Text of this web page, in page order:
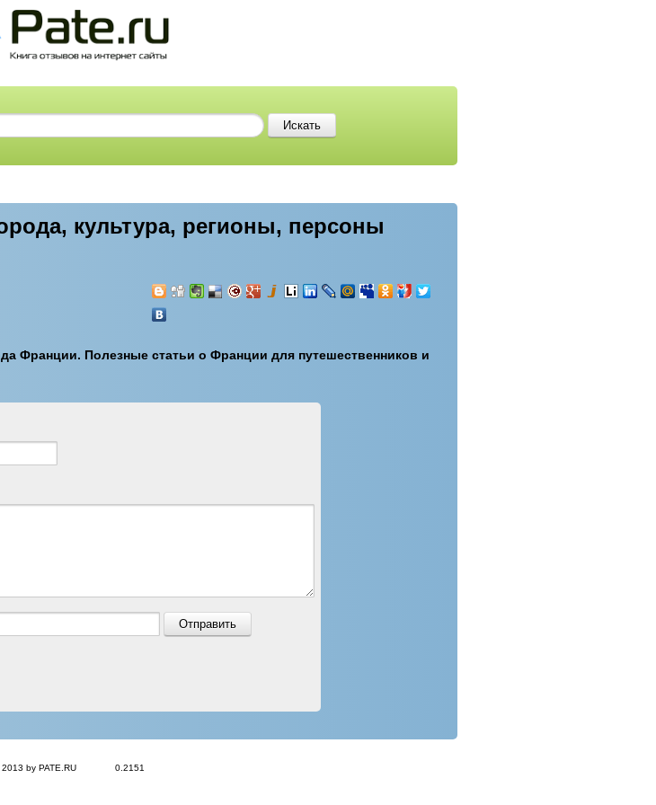
культура, регионы, персоны
Франции. Полезные статьи о Франции для путешественников и
by PATE.RU 0.2151